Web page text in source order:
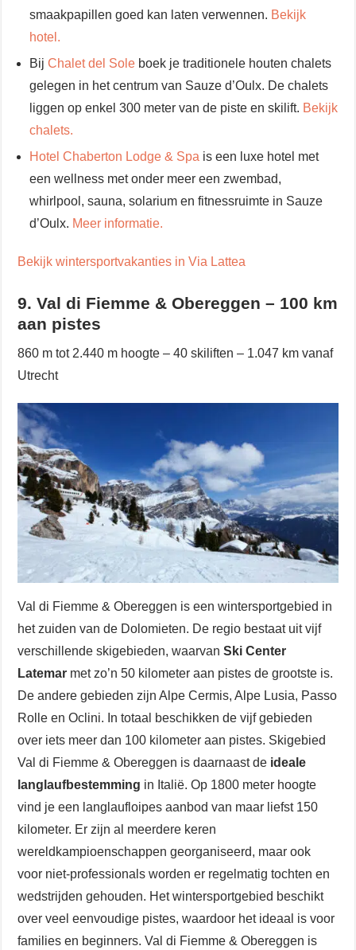
smaakpapillen goed kan laten verwennen. Bekijk
hotel.
BijChalet del Sole boek je traditionele houten chalets
gelegen in het centrum van Sauze d’Oulx. De chalets
liggen op enkel 300 meter van de piste en skilift. Bekijk
chalets.
Hotel Chaberton Lodge & Spa is een luxe hotel met
een wellness met onder meer een zwembad,
whirlpool, sauna, solarium en fitnessruimte in Sauze
d’Oulx. Meer informatie.
Bekijk wintersportvakanties in Via Lattea
9. Val di Fiemme & Obereggen – 100 km
aan pistes
860 m tot 2.440 m hoogte – 40 skiliften – 1.047 km vanaf
Utrecht
Val di Fiemme & Obereggen is een wintersportgebied in
het zuiden van de Dolomieten. De regio bestaat uit vijf
verschillende skigebieden, waarvanSki Center
Latemar met zo’n 50 kilometer aan pistes de grootste is.
De andere gebieden zijn Alpe Cermis, Alpe Lusia, Passo
Rolle en Oclini. In totaal beschikken de vijf gebieden
over iets meer dan 100 kilometer aan pistes. Skigebied
Val di Fiemme & Obereggen is daarnaast de ideale
langlaufbestemming in Italië. Op 1800 meter hoogte
vind je een langlaufloipes aanbod van maar liefst 150
kilometer. Er zijn al meerdere keren
wereldkampioenschappen georganiseerd, maar ook
voor niet-professionals worden er regelmatig tochten en
wedstrijden gehouden. Het wintersportgebied beschikt
over veel eenvoudige pistes, waardoor het ideaal is voor
families en beginners. Val di Fiemme & Obereggen is